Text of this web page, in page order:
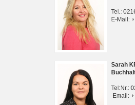
Tel.:
E-Mail:
Sarah
Tel:Nr.:
Email: